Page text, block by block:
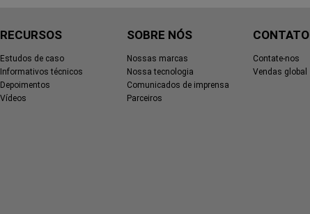
RECURSOS
Estudos de caso
Informativos técnicos
Depoimentos
Vídeos
SOBRE NÓS
Nossas marcas
Nossa tecnologia
Comunicados de imprensa
Parceiros
CONTATO
Contate-nos
Vendas global